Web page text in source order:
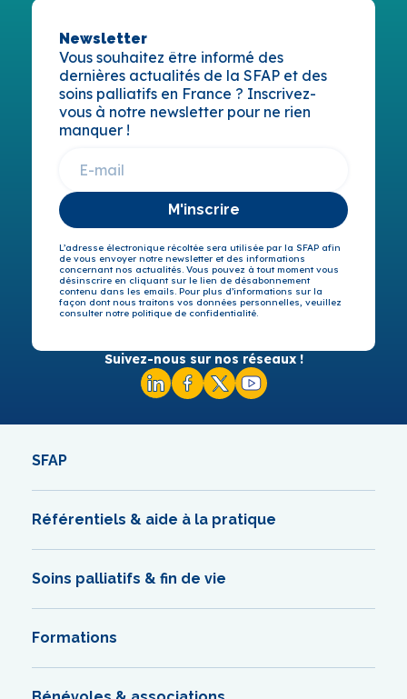
Newsletter
Vous souhaitez être informé des
dernières actualités de la SFAP et des
soins palliatifs en France ? Inscrivez-
vous à notre newsletter pour ne rien
manquer !
M'inscrire
L’adresse électronique récoltée sera utilisée par la SFAP afin
de vous envoyer notre newsletter et des informations
concernant nos actualités. Vous pouvez à tout moment vous
désinscrire en cliquant sur le lien de désabonnement
contenu dans les emails. Pour plus d’informations sur la
façon dont nous traitons vos données personnelles, veuillez
consulter notre politique de confidentialité.
Suivez-nous sur nos réseaux !
SFAP
Référentiels & aide à la pratique
Soins palliatifs & fin de vie
Formations